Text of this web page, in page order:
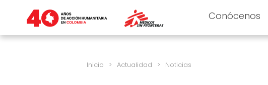
Conócenos
Inicio > Actualidad > Noticias